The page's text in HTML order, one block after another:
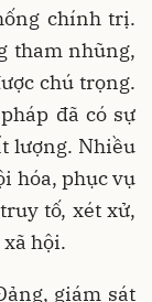
chính trị.
tham nhũng,
chú trọng.
đã có sự
lượng. Nhiều
hóa, phục vụ
tố, xét xử,
hội.
giám sát